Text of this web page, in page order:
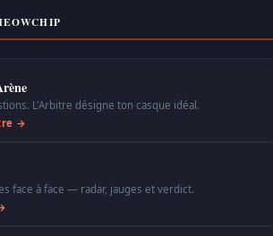
L'Arbitre désigne ton casque idéal.
→
face à face — radar, jauges et verdict.